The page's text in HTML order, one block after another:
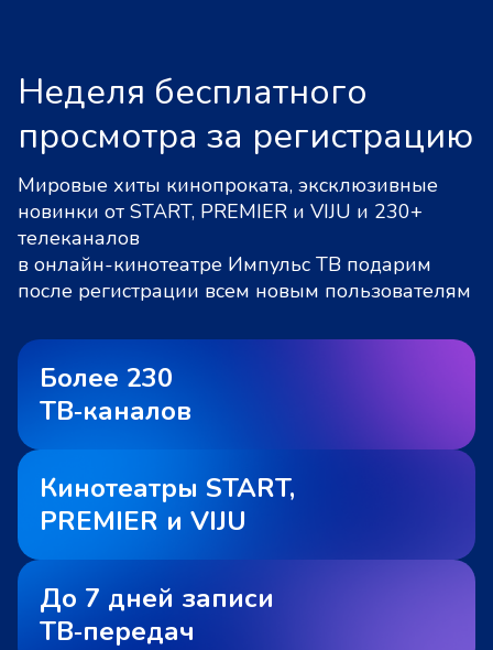
Неделя бесплатного
просмотра за регистрацию
Мировые хиты кинопроката, эксклюзивные
новинки от START, PREMIER и VIJU и 230+
телеканалов
в онлайн-кинотеатре Импульс ТВ подарим
после регистрации всем новым пользователям
Более 230
ТВ‑каналов
Кинотеатры START,
PREMIER и VIJU
До 7 дней записи
ТВ‑передач